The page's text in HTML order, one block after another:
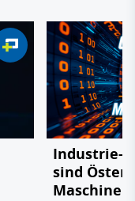
Industrie-
sind